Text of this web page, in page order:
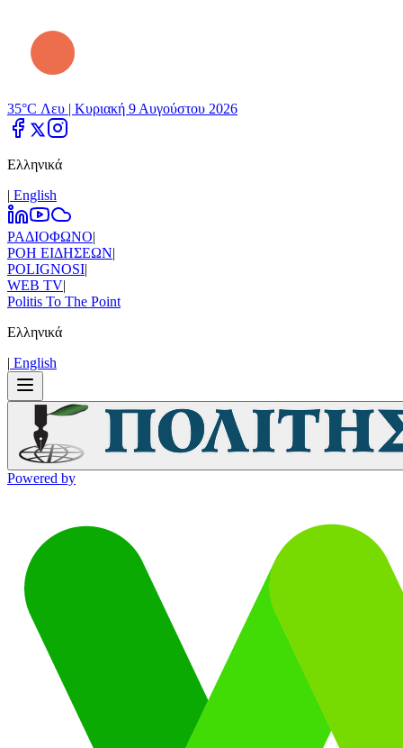
35°C Λευ | Κυριακή 9 Αυγούστου 2026
Ελληνικά
| Εnglish
ΡΑΔΙΟΦΩΝΟ|
ΡΟΗ ΕΙΔΗΣΕΩΝ|
POLIGNOSI|
WEB TV|
Politis To The Point
Ελληνικά
| Εnglish
Powered by